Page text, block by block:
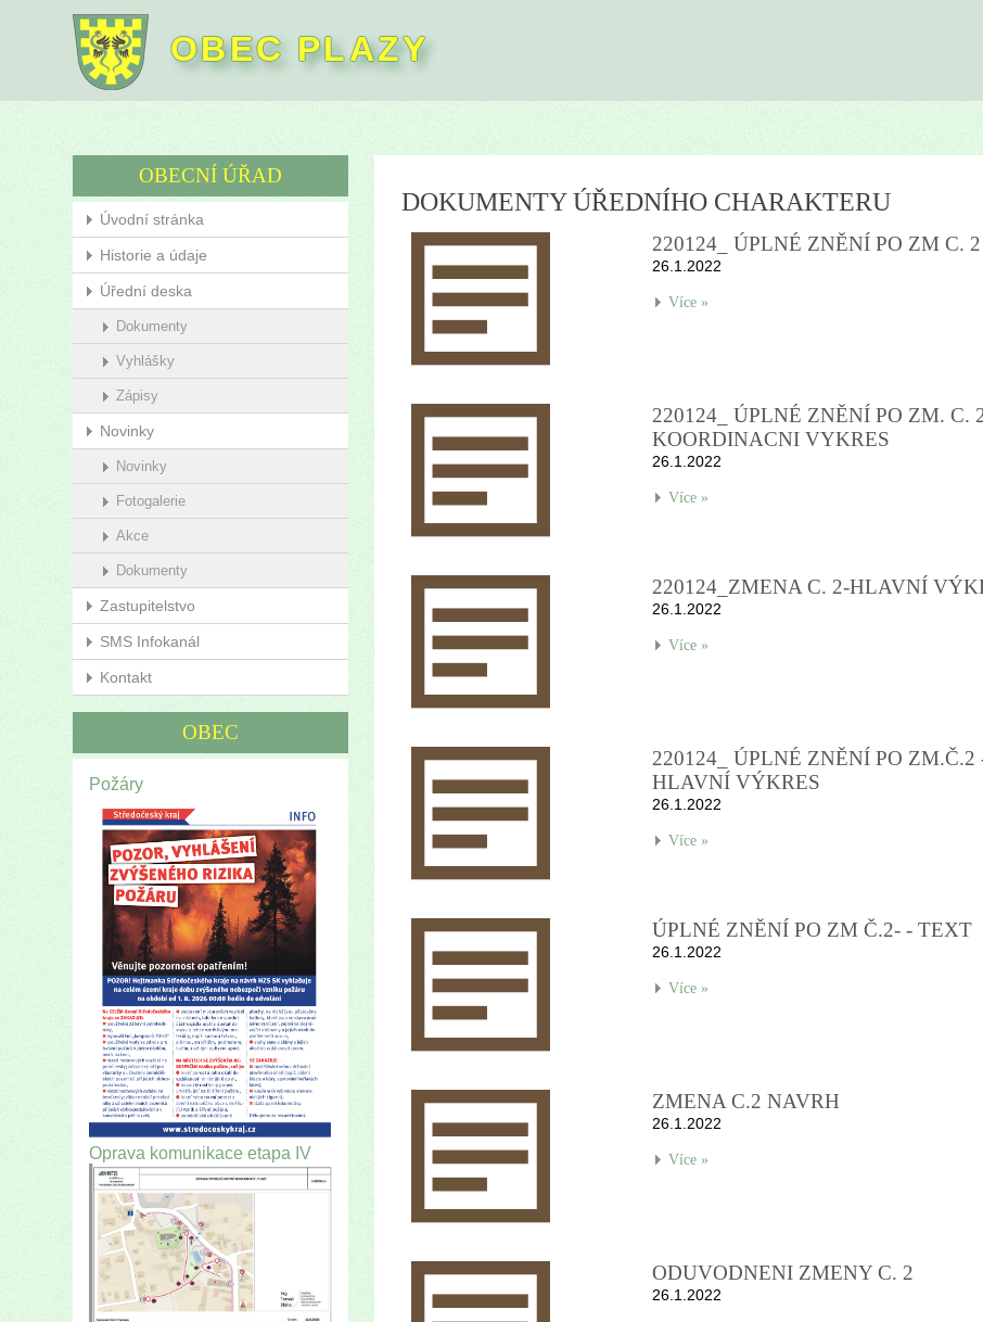
OBEC PLAZY
OBECNÍ ÚŘAD
Úvodní stránka
Historie a údaje
Úřední deska
Dokumenty
Vyhlášky
Zápisy
Novinky
Novinky
Fotogalerie
Akce
Dokumenty
Zastupitelstvo
SMS Infokanál
Kontakt
OBEC
Požáry
Oprava komunikace etapa IV
DOKUMENTY ÚŘEDNÍHO CHARAKTERU
220124_ ÚPLNÉ ZNĚNÍ PO ZM C.
26.1.2022
Více »
220124_ ÚPLNÉ ZNĚNÍ PO ZM. C.
KOORDINACNI VYKRES
26.1.2022
Více »
220124_ZMENA C. 2-HLAVNÍ
26.1.2022
Více »
220124_ ÚPLNÉ ZNĚNÍ PO ZM.Č.2
HLAVNÍ VÝKRES
26.1.2022
Více »
ÚPLNÉ ZNĚNÍ PO ZM Č.2- - TEXT
26.1.2022
Více »
ZMENA C.2 NAVRH
26.1.2022
Více »
ODUVODNENI ZMENY C. 2
26.1.2022